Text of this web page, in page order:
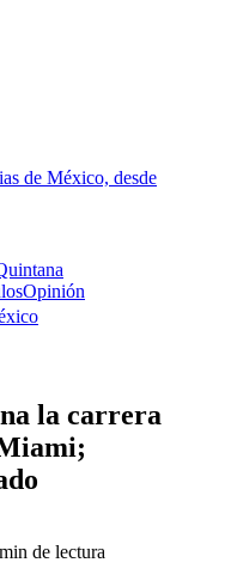
de México, desde
Opinión
la carrera
min de lectura